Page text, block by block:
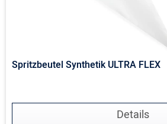
Spritzbeutel Synthetik ULTRA FLEX
Details